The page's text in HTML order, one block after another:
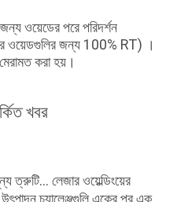
ওয়েডের পরে পরিদর্শন
ওয়েডগুলির জন্য 100% RT) ।
করা হয়।
খবর
ত্রুটি... লেজার ওয়েল্ডিংয়ের
চ্যালেঞ্জগুলি একের পর এক